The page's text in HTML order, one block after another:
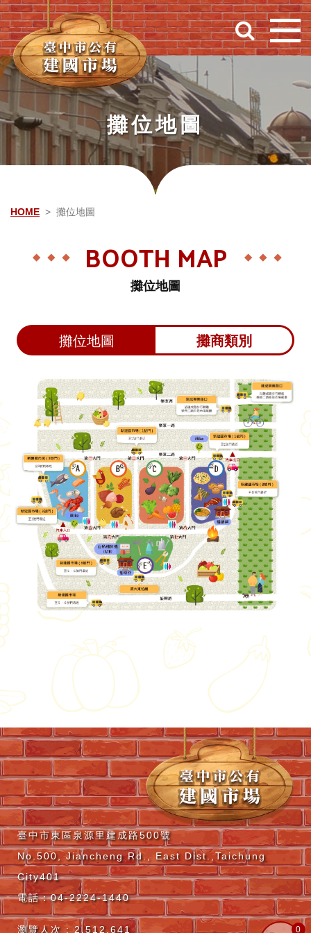
跳到主要內容
攤位地圖
HOME 攤位地圖
BOOTH MAP
攤位地圖
攤位地圖 攤商類別
臺中市東區泉源里建成路500號
No.500, Jiancheng Rd., East Dist.,Taichung
City401
電話：04-2224-1440
瀏覽人次 : 2,512,641